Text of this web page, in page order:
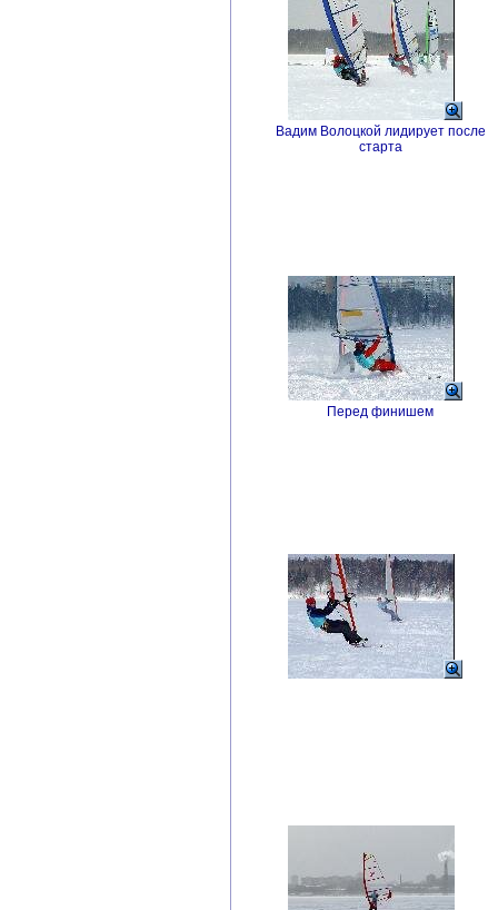
Вадим Волоцкой лидирует после
старта
Перед финишем